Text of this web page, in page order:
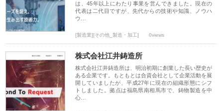
は、45年以上にわたり事業を営んできました。現在の
代表は二代目ですが、先代からの技術や知識、ノウハ
ウ…
[製造業][その他_製造・加工] 0views
株式会社江井鋳造所
株式会社江井鋳造所は、明治初期に創業した長い歴史が
ある企業です。もともとは合資会社として企業活動を展
開していましたが、平成27年に現在の組織形態にシフ
トしました。拠点は福島県南相馬市で、鋳物製造を中
心…